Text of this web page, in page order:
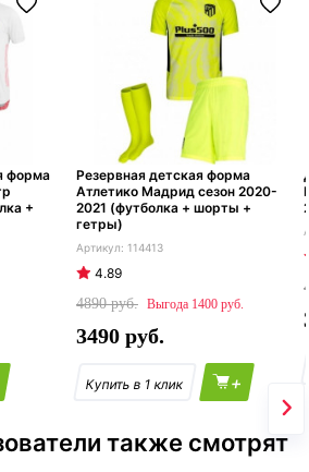
форма
+
Резервная детская форма
Атлетико Мадрид сезон 2020-
2021 (футболка + шорты +
гетры)
114413
4.89
4890
1400
3490
+
также смотрят